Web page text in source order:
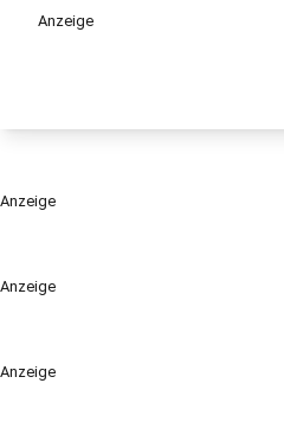
Anzeige
Anzeige
Anzeige
Anzeige